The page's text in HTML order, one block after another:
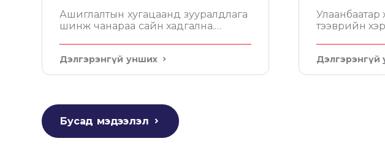
Ашиглалтын хугацаанд зууралдлага
шинж чанараа сайн хадгална.
Дэлгэрэнгүй унших
Улаанбаатар
тээврийн
нь багадаа
байна. Энэ
Дэлгэрэнгүй
Бусад мэдээлэл